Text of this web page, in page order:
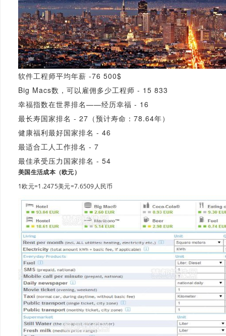
软件工程师平均年薪 -76 500$
Big Macs数，可以雇佣多少工程师 - 15 833
幸福指数在世界排名——经历幸福 - 16
最长寿国家排名 - 27（预计寿命：78.64年）
健康福利最好国家排名 - 46
最适合工人工作排名 - 7
最佳承受压力国家排名 - 54
美国生活成本（欧元）
1欧元=1.2475美元=7.6509人民币